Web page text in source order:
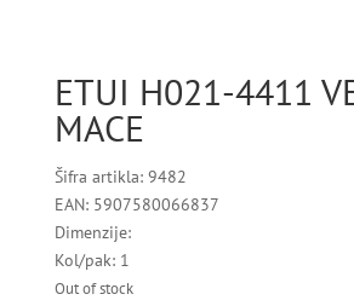
ETUI H021-4411
MACE
Šifra artikla: 9482
EAN: 5907580066837
Dimenzije:
Kol/pak: 1
Out of stock